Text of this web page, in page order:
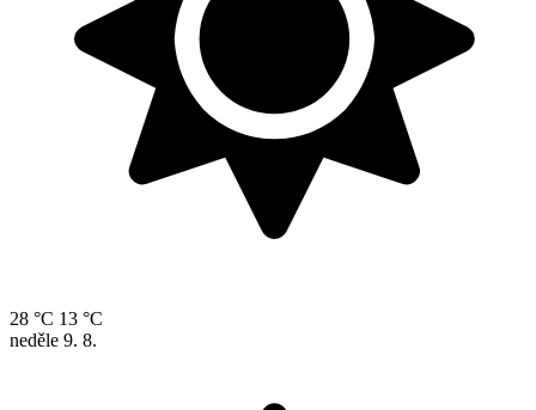
28 °C 13 °C
neděle 9. 8.